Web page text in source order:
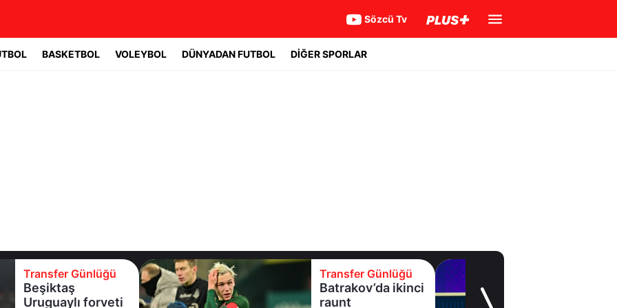
Sözcü Tv
BASKETBOL VOLEYBOL DÜNYADAN FUTBOL DİĞER SPORLAR
Transfer Günlüğü
Batrakov’da ikinci
raunt